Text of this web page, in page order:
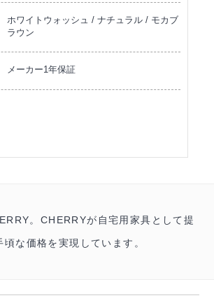
ホワイトウォッシュ / ナチュラル / モカブ
ラウン
メーカー1年保証
。CHERRYが自宅用家具として提
な価格を実現しています。